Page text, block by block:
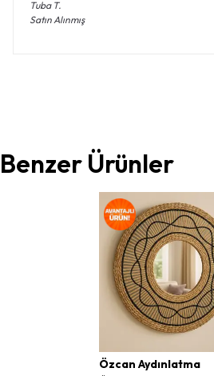
Tuba T.
Satın Alınmış
Benzer Ürünler
Özcan Aydınlatma